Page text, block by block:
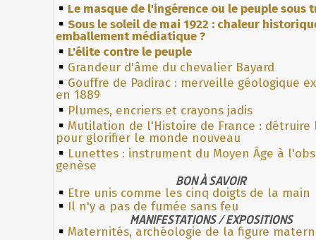
Le masque de l'ingérence ou le peuple sous
Sous le soleil de mai 1922 : chaleur
emballement médiatique ?
L'élite contre le peuple
Grandeur d'âme du chevalier Bayard
Gouffre de Padirac : merveille géologique
en 1889
Plumes, encriers et crayons jadis
Mutilation de l'Histoire de France : détruire
pour glorifier le monde nouveau
Lunettes : instrument du Moyen Âge à
genèse
BON À SAVOIR
Etre unis comme les cinq doigts de la main
Il n'y a pas de fumée sans feu
MANIFESTATIONS / EXPOSITIONS
Maternités, archéologie de la figure